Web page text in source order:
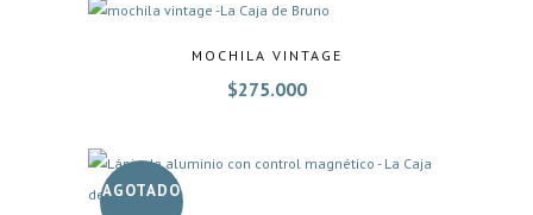
MOCHILA VINTAGE
$275.000
AGOTADO